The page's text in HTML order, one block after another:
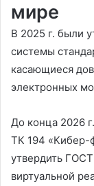
мире
В 2025 г. были
системы
касающиеся
электронных
До конца 2026
ТК 194 «Кибер-
утвердить
виртуальной